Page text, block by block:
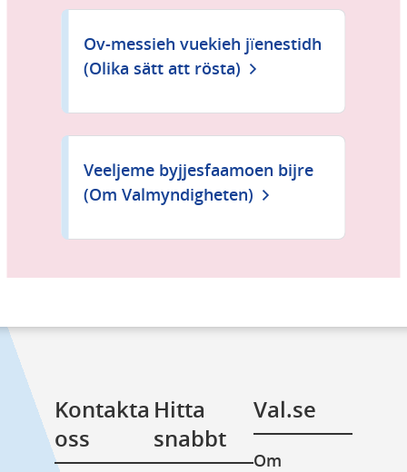
Ov-messieh vuekieh jïenestidh
(Olika sätt att rösta)
Veeljeme byjjesfaamoen bijre
(Om Valmyndigheten)
Kontakta
oss
Hitta
snabbt
Val.se
Om